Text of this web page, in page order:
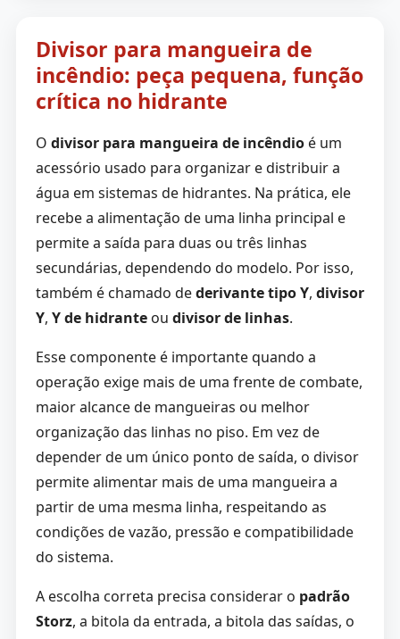
Divisor para mangueira de
incêndio: peça pequena, função
crítica no hidrante
O divisor para mangueira de incêndioé um
acessório usado para organizar e distribuir a
água em sistemas de hidrantes. Na prática, ele
recebe a alimentação de uma linha principal e
permite a saída para duas ou três linhas
secundárias, dependendo do modelo. Por isso,
também é chamado dederivante tipo Y, divisor
Y, Y de hidranteou divisor de linhas.
Esse componente é importante quando a
operação exige mais de uma frente de combate,
maior alcance de mangueiras ou melhor
organização das linhas no piso. Em vez de
depender de um único ponto de saída, o divisor
permite alimentar mais de uma mangueira a
partir de uma mesma linha, respeitando as
condições de vazão, pressão e compatibilidade
do sistema.
A escolha correta precisa considerar o padrão
Storz, a bitola da entrada, a bitola das saídas, o